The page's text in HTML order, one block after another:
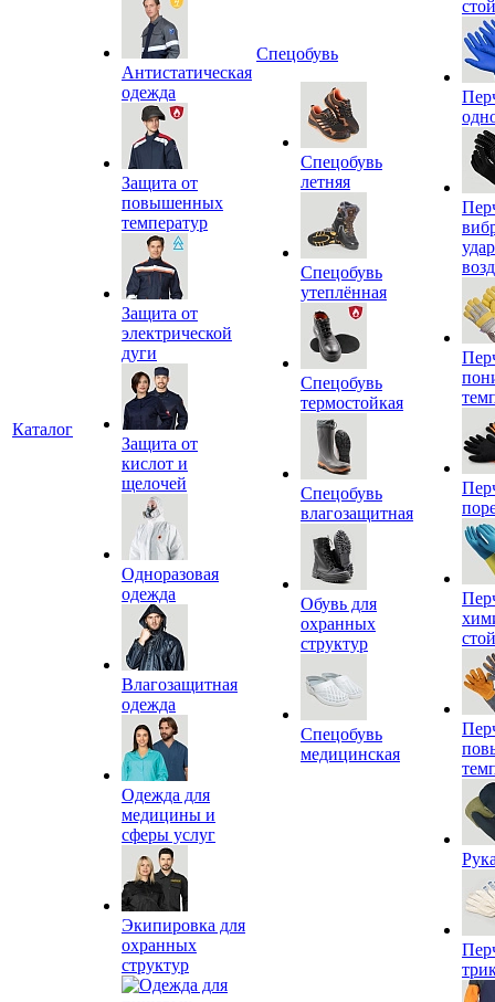
Каталог
Антистатическая
одежда
Защита от
повышенных
температур
Защита от
электрической
дуги
Защита от
кислот и
щелочей
Одноразовая
одежда
Влагозащитная
одежда
Одежда для
медицины и
сферы услуг
Экипировка для
охранных
структур
Спецобувь
Спецобувь
летняя
Спецобувь
утеплённая
Спецобувь
термостойкая
Спецобувь
влагозащитная
Обувь для
охранных
структур
Спецобувь
медицинская